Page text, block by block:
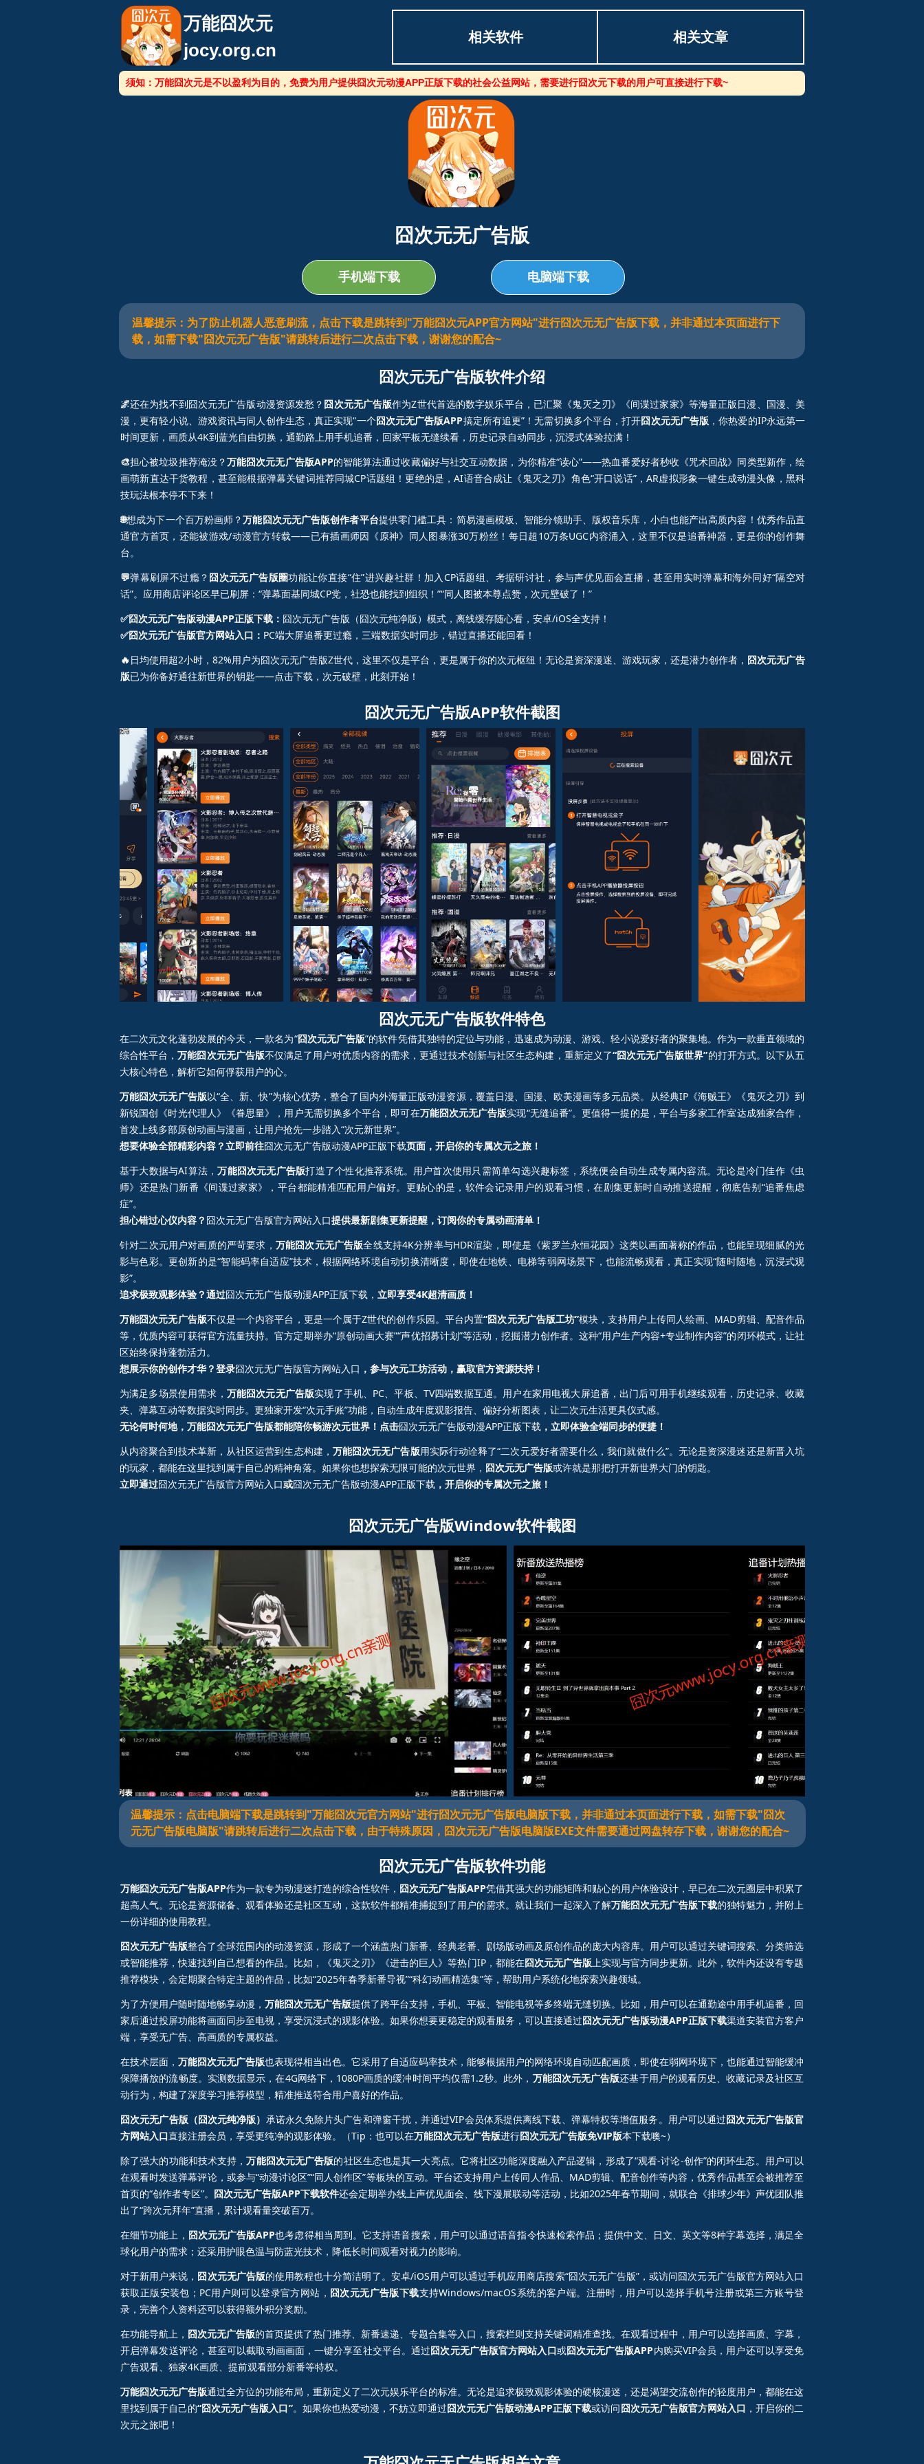
相关软件 相关文章
万能囧次元
jocy.org.cn
囧次元无广告版
温馨提示：为了防止机器人恶意刷流，点击下载是跳转到"万能囧次元APP官方网站"进行囧次元无广告版下载，并非通过本页面进行下
载，如需下载"囧次元无广告版"请跳转后进行二次点击下载，谢谢您的配合~
手机端下载 电脑端下载
须知：万能囧次元是不以盈利为目的，免费为用户提供囧次元动漫APP正版下载的社会公益网站，需要进行囧次元下载的用户可直接进行下载~
囧次元无广告版（五） 囧次元无广告版（六）
囧次元无广告版APP软件截图
囧次元无广告版软件介绍
🌌还在为找不到囧次元无广告版动漫资源发愁？ 囧次元无广告版作为Z世代首选的数字娱乐平台，已汇聚《鬼灭之刃》《间谍过家家》等海量正版日漫、国漫、美
漫，更有轻小说、游戏资讯与同人创作生态，真正实现“一个囧次元无广告版APP搞定所有追更”！无需切换多个平台，打开囧次元无广告版 ，你热爱的IP永远第一
时间更新，画质从4K到蓝光自由切换，通勤路上用手机追番，回家平板无缝续看，历史记录自动同步，沉浸式体验拉满！
🎨担心被垃圾推荐淹没？万能囧次元无广告版APP的智能算法通过收藏偏好与社交互动数据，为你精准“读心”——热血番爱好者秒收《咒术回战》同类型新作，绘
画萌新直达干货教程，甚至能根据弹幕关键词推荐同城CP话题组！更绝的是，AI语音合成让《鬼灭之刃》角色“开口说话”，AR虚拟形象一键生成动漫头像，黑科
技玩法根本停不下来！
🌐想成为下一个百万粉画师？万能囧次元无广告版创作者平台提供零门槛工具：简易漫画模板、智能分镜助手、版权音乐库，小白也能产出高质内容！优秀作品直
通官方首页，还能被游戏/动漫官方转载——已有插画师因《原神》同人图暴涨30万粉丝！每日超10万条UGC内容涌入，这里不仅是追番神器，更是你的创作舞
台。
💬弹幕刷屏不过瘾？ 囧次元无广告版圈功能让你直接“住”进兴趣社群！加入CP话题组、考据研讨社，参与声优见面会直播，甚至用实时弹幕和海外同好“隔空对
话”。应用商店评论区早已刷屏：“弹幕面基同城CP党，社恐也能找到组织！”“同人图被本尊点赞，次元壁破了！”
✅囧次元无广告版动漫APP正版下载： 囧次元无广告版（囧次元纯净版）模式，离线缓存随心看，安卓/iOS全支持！
✅囧次元无广告版官方网站入口： PC端大屏追番更过瘾，三端数据实时同步，错过直播还能回看！
🔥 日均使用超2小时，82%用户为囧次元无广告版Z世代，这里不仅是平台，更是属于你的次元枢纽！无论是资深漫迷、游戏玩家，还是潜力创作者， 囧次元无广告
版已为你备好通往新世界的钥匙——点击下载，次元破壁，此刻开始！
温馨提示：点击电脑端下载是跳转到"万能囧次元官方网站"进行囧次元无广告版电脑版下载，并非通过本页面进行下载，如需下载"囧次
元无广告版电脑版"请跳转后进行二次点击下载，由于特殊原因，囧次元无广告版电脑版EXE文件需要通过网盘转存下载，谢谢您的配合~
囧次元无广告版Window（二）
囧次元无广告版Window软件截图
囧次元无广告版软件特色
在二次元文化蓬勃发展的今天，一款名为“囧次元无广告版”的软件凭借其独特的定位与功能，迅速成为动漫、游戏、轻小说爱好者的聚集地。作为一款垂直领域的
综合性平台，万能囧次元无广告版不仅满足了用户对优质内容的需求，更通过技术创新与社区生态构建，重新定义了“囧次元无广告版世界”的打开方式。以下从五
大核心特色，解析它如何俘获用户的心。
万能囧次元无广告版以“全、新、快”为核心优势，整合了国内外海量正版动漫资源，覆盖日漫、国漫、欧美漫画等多元品类。从经典IP《海贼王》《鬼灭之刃》到
新锐国创《时光代理人》《眷思量》，用户无需切换多个平台，即可在万能囧次元无广告版实现“无缝追番”。更值得一提的是，平台与多家工作室达成独家合作，
首发上线多部原创动画与漫画，让用户抢先一步踏入“次元新世界”。
想要体验全部精彩内容？立即前往囧次元无广告版动漫APP正版下载页面，开启你的专属次元之旅！
基于大数据与AI算法，万能囧次元无广告版打造了个性化推荐系统。用户首次使用只需简单勾选兴趣标签，系统便会自动生成专属内容流。无论是冷门佳作《虫
师》还是热门新番《间谍过家家》，平台都能精准匹配用户偏好。更贴心的是，软件会记录用户的观看习惯，在剧集更新时自动推送提醒，彻底告别“追番焦虑
症”。
担心错过心仪内容？ 囧次元无广告版官方网站入口提供最新剧集更新提醒，订阅你的专属动画清单！
针对二次元用户对画质的严苛要求， 万能囧次元无广告版全线支持4K分辨率与HDR渲染，即使是《紫罗兰永恒花园》这类以画面著称的作品，也能呈现细腻的光
影与色彩。更创新的是“智能码率自适应”技术，根据网络环境自动切换清晰度，即使在地铁、电梯等弱网场景下，也能流畅观看，真正实现“随时随地，沉浸式观
影”。
追求极致观影体验？通过囧次元无广告版动漫APP正版下载， 立即享受4K超清画质！
万能囧次元无广告版不仅是一个内容平台，更是一个属于Z世代的创作乐园。平台内置“囧次元无广告版工坊”模块，支持用户上传同人绘画、MAD剪辑、配音作品
等，优质内容可获得官方流量扶持。官方定期举办“原创动画大赛”“声优招募计划”等活动，挖掘潜力创作者。这种“用户生产内容+专业制作内容”的闭环模式，让社
区始终保持蓬勃活力。
想展示你的创作才华？登录囧次元无广告版官方网站入口 ，参与次元工坊活动，赢取官方资源扶持！
为满足多场景使用需求， 万能囧次元无广告版实现了手机、PC、平板、TV四端数据互通。用户在家用电视大屏追番，出门后可用手机继续观看，历史记录、收藏
夹、弹幕互动等数据实时同步。更独家开发“次元手账”功能，自动生成年度观影报告、偏好分析图表，让二次元生活更具仪式感。
无论何时何地，万能囧次元无广告版都能陪你畅游次元世界！点击囧次元无广告版动漫APP正版下载 ，立即体验全端同步的便捷！
从内容聚合到技术革新，从社区运营到生态构建， 万能囧次元无广告版用实际行动诠释了“二次元爱好者需要什么，我们就做什么”。无论是资深漫迷还是新晋入坑
的玩家，都能在这里找到属于自己的精神角落。如果你也想探索无限可能的次元世界， 囧次元无广告版或许就是那把打开新世界大门的钥匙。
立即通过囧次元无广告版官方网站入口或囧次元无广告版动漫APP正版下载 ，开启你的专属次元之旅！
囧次元无广告版软件功能
万能囧次元无广告版APP作为一款专为动漫迷打造的综合性软件， 囧次元无广告版APP凭借其强大的功能矩阵和贴心的用户体验设计，早已在二次元圈层中积累了
超高人气。无论是资源储备、观看体验还是社区互动，这款软件都精准捕捉到了用户的需求。就让我们一起深入了解万能囧次元无广告版下载的独特魅力，并附上
一份详细的使用教程。
囧次元无广告版整合了全球范围内的动漫资源，形成了一个涵盖热门新番、经典老番、剧场版动画及原创作品的庞大内容库。用户可以通过关键词搜索、分类筛选
或智能推荐，快速找到自己想看的作品。比如，《鬼灭之刃》《进击的巨人》等热门IP，都能在囧次元无广告版上实现与官方同步更新。此外，软件内还设有专题
推荐模块，会定期聚合特定主题的作品，比如“2025年春季新番导视”“科幻动画精选集”等，帮助用户系统化地探索兴趣领域。
为了方便用户随时随地畅享动漫， 万能囧次元无广告版提供了跨平台支持，手机、平板、智能电视等多终端无缝切换。比如，用户可以在通勤途中用手机追番，回
家后通过投屏功能将画面同步至电视，享受沉浸式的观影体验。如果你想要更稳定的观看服务，可以直接通过囧次元无广告版动漫APP正版下载渠道安装官方客户
端，享受无广告、高画质的专属权益。
在技术层面， 万能囧次元无广告版也表现得相当出色。它采用了自适应码率技术，能够根据用户的网络环境自动匹配画质，即使在弱网环境下，也能通过智能缓冲
保障播放的流畅度。实测数据显示，在4G网络下，1080P画质的缓冲时间平均仅需1.2秒。此外， 万能囧次元无广告版还基于用户的观看历史、收藏记录及社区互
动行为，构建了深度学习推荐模型，精准推送符合用户喜好的作品。
囧次元无广告版（囧次元纯净版） 承诺永久免除片头广告和弹窗干扰，并通过VIP会员体系提供离线下载、弹幕特权等增值服务。用户可以通过囧次元无广告版官
方网站入口直接注册会员，享受更纯净的观影体验。（Tip：也可以在万能囧次元无广告版进行囧次元无广告版免VIP版本下载噢~）
除了强大的功能和技术支持，万能囧次元无广告版的社区生态也是其一大亮点。它将社区功能深度融入产品逻辑，形成了“观看-讨论-创作”的闭环生态。用户可以
在观看时发送弹幕评论，或参与“动漫讨论区”“同人创作区”等板块的互动。平台还支持用户上传同人作品、MAD剪辑、配音创作等内容，优秀作品甚至会被推荐至
首页的“创作者专区”。 囧次元无广告版APP下载软件还会定期举办线上声优见面会、线下漫展联动等活动，比如2025年春节期间，就联合《排球少年》声优团队推
出了“跨次元拜年”直播，累计观看量突破百万。
在细节功能上， 囧次元无广告版APP也考虑得相当周到。它支持语音搜索，用户可以通过语音指令快速检索作品；提供中文、日文、英文等8种字幕选择，满足全
球化用户的需求；还采用护眼色温与防蓝光技术，降低长时间观看对视力的影响。
对于新用户来说， 囧次元无广告版的使用教程也十分简洁明了。安卓/iOS用户可以通过手机应用商店搜索“囧次元无广告版”，或访问囧次元无广告版官方网站入口
获取正版安装包；PC用户则可以登录官方网站， 囧次元无广告版下载支持Windows/macOS系统的客户端。注册时，用户可以选择手机号注册或第三方账号登
录，完善个人资料还可以获得额外积分奖励。
在功能导航上， 囧次元无广告版的首页提供了热门推荐、新番速递、专题合集等入口，搜索栏则支持关键词精准查找。在观看过程中，用户可以选择画质、字幕，
开启弹幕发送评论，甚至可以截取动画画面，一键分享至社交平台。通过囧次元无广告版官方网站入口或囧次元无广告版APP内购买VIP会员，用户还可以享受免
广告观看、独家4K画质、提前观看部分新番等特权。
万能囧次元无广告版通过全方位的功能布局，重新定义了二次元娱乐平台的标准。无论是追求极致观影体验的硬核漫迷，还是渴望交流创作的轻度用户，都能在这
里找到属于自己的“囧次元无广告版入口”。如果你也热爱动漫，不妨立即通过囧次元无广告版动漫APP正版下载或访问囧次元无广告版官方网站入口 ，开启你的二
次元之旅吧！